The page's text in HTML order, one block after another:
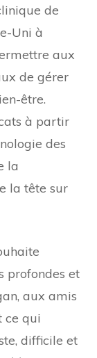
de
Uni à
aux
de gérer
être.
à partir
des
la
la tête sur
profondes et
aux amis
ce qui
difficile et